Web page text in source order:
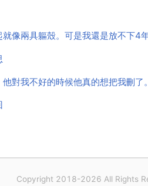
像兩具軀殼。可是我還是放不下4
對我不好的時候他真的想把我刪了
Copyright 2018-2026 All Rights